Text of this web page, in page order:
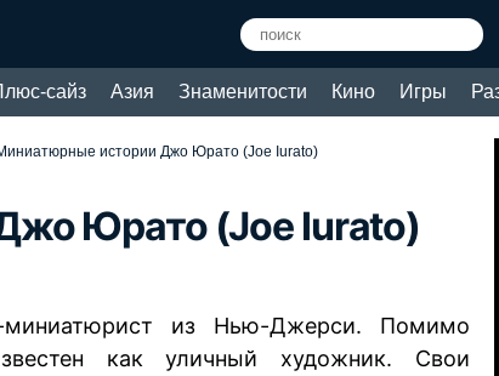
сайз Азия Знаменитости Кино Игры
истории Джо Юрато (Joe Iurato)
Юрато (Joe Iurato)
из Нью-Джерси. Помимо
как уличный художник. Свои